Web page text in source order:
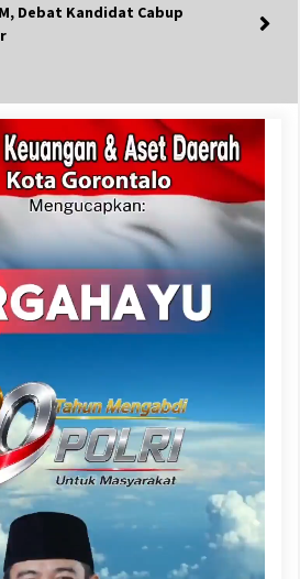
Debat Kandidat Cabup